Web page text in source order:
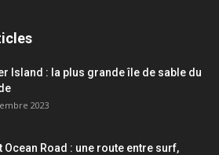
Island : la plus grande île de sable du
2023
Ocean Road : une route entre surf,